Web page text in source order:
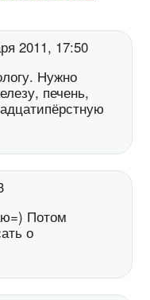
2011, 17:50
Нужно
печень,
Потом
о